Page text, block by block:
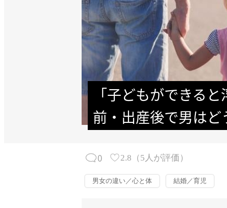
「子どもができる
前・出産後で男はど
0 2.8 （ 5 人が評価）
男女の違い／心と体 結婚／育児